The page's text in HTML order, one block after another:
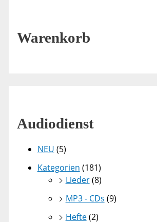
Warenkorb
Audiodienst
NEU (5)
Kategorien (181)
Lieder(8)
MP3 - CDs (9)
Hefte(2)